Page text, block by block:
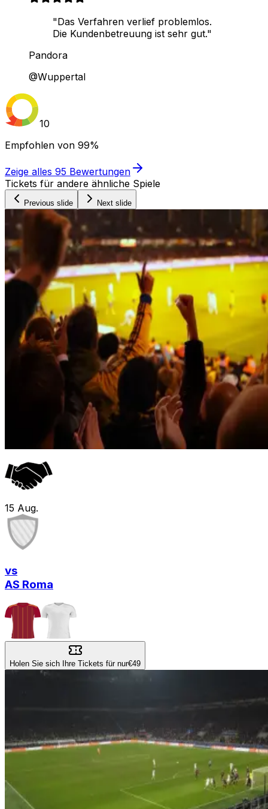
"Das Verfahren verlief problemlos.
Die Kundenbetreuung ist sehr gut."
Pandora
@Wuppertal
10
Empfohlen von 99%
Zeige alles 95 Bewertungen
Tickets für andere ähnliche Spiele
Previous slide Next slide
15 Aug.
vs
AS Roma
Holen Sie sich Ihre Tickets für nur€49